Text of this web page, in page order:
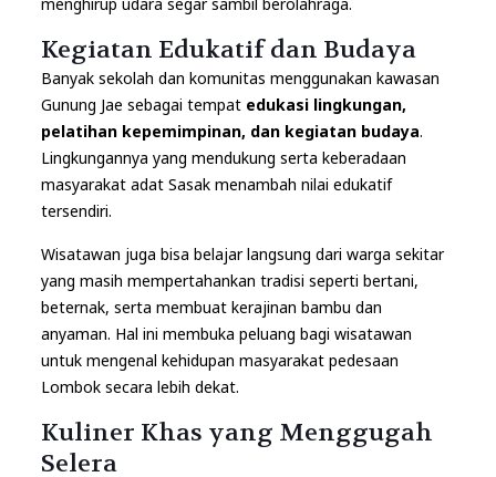
menghirup udara segar sambil berolahraga.
Kegiatan Edukatif dan Budaya
Banyak sekolah dan komunitas menggunakan kawasan
Gunung Jae sebagai tempat edukasi lingkungan,
pelatihan kepemimpinan, dan kegiatan budaya.
Lingkungannya yang mendukung serta keberadaan
masyarakat adat Sasak menambah nilai edukatif
tersendiri.
Wisatawan juga bisa belajar langsung dari warga sekitar
yang masih mempertahankan tradisi seperti bertani,
beternak, serta membuat kerajinan bambu dan
anyaman. Hal ini membuka peluang bagi wisatawan
untuk mengenal kehidupan masyarakat pedesaan
Lombok secara lebih dekat.
Kuliner Khas yang Menggugah
Selera